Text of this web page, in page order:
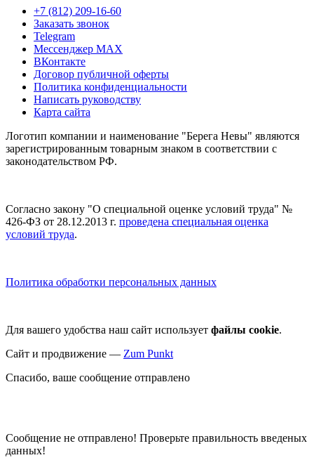
+7 (812) 209-16-60
Заказать звонок
Telegram
Мессенджер MAX
ВКонтакте
Договор публичной оферты
Политика конфиденциальности
Написать руководству
Карта сайта
Логотип компании и наименование "Берега Невы" являются
зарегистрированным товарным знаком в соответствии с
законодательством РФ.
Согласно закону "О специальной оценке условий труда" №
426-ФЗ от 28.12.2013 г. проведена специальная оценка
условий труда.
Политика обработки персональных данных
Для вашего удобства наш сайт использует файлы cookie.
Сайт и продвижение — Zum Punkt
Спасибо, ваше сообщение отправлено
Сообщение не отправлено! Проверьте правильность введеных
данных!